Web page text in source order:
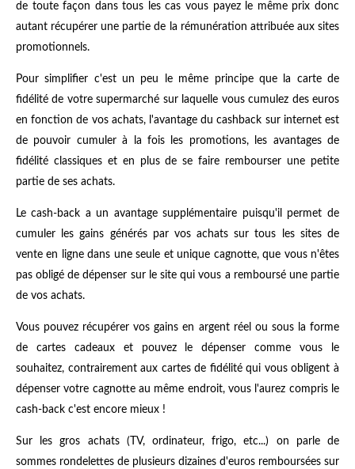
de toute façon dans tous les cas vous payez le même prix donc
autant récupérer une partie de la rémunération attribuée aux sites
promotionnels.
Pour simplifier c'est un peu le même principe que la carte de
fidélité de votre supermarché sur laquelle vous cumulez des euros
en fonction de vos achats, l'avantage du cashback sur internet est
de pouvoir cumuler à la fois les promotions, les avantages de
fidélité classiques et en plus de se faire rembourser une petite
partie de ses achats.
Le cash-back a un avantage supplémentaire puisqu'il permet de
cumuler les gains générés par vos achats sur tous les sites de
vente en ligne dans une seule et unique cagnotte, que vous n'êtes
pas obligé de dépenser sur le site qui vous a remboursé une partie
de vos achats.
Vous pouvez récupérer vos gains en argent réel ou sous la forme
de cartes cadeaux et pouvez le dépenser comme vous le
souhaitez, contrairement aux cartes de fidélité qui vous obligent à
dépenser votre cagnotte au même endroit, vous l'aurez compris le
cash-back c'est encore mieux !
Sur les gros achats (TV, ordinateur, frigo, etc...) on parle de
sommes rondelettes de plusieurs dizaines d'euros remboursées sur